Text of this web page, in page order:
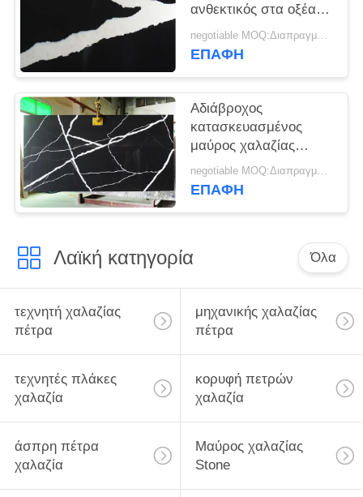
ανθεκτικός στα οξέα
χαλαζία για Countertop
κουζινών
negotiable MOQ:Διαπραγματεύσιμο
ΕΠΑΦΉ
Αδιάβροχος
κατασκευασμένος
μαύρος χαλαζίας
Stone με άσπρο SGS
NSF φλεβών
negotiable MOQ:Διαπραγματεύσιμο
ΕΠΑΦΉ
Λαϊκή κατηγορία Όλα
τεχνητή χαλαζίας
πέτρα
μηχανικής χαλαζίας
πέτρα
τεχνητές πλάκες
χαλαζία
κορυφή πετρών
χαλαζία
άσπρη πέτρα
χαλαζία
Μαύρος χαλαζίας
Stone